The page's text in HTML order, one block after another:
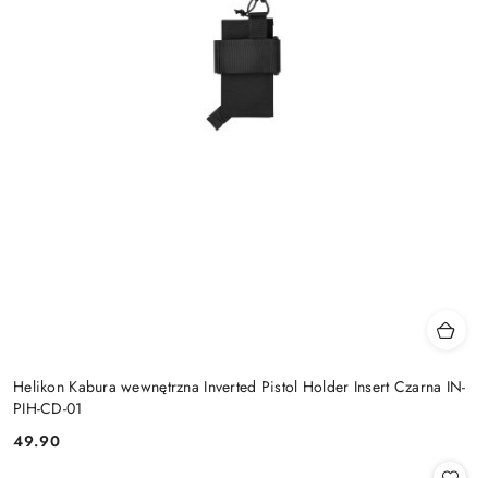
Helikon Kabura wewnętrzna Inverted Pistol Holder Insert Czarna IN-
PIH-CD-01
Cena:
49.90